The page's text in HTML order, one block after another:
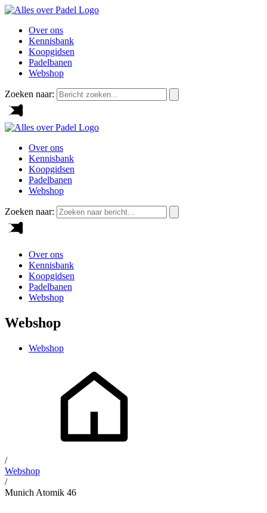
Over ons
Kennisbank
Koopgidsen
Padelbanen
Webshop
Zoeken naar:
Over ons
Kennisbank
Koopgidsen
Padelbanen
Webshop
Zoeken naar:
Over ons
Kennisbank
Koopgidsen
Padelbanen
Webshop
Webshop
Webshop
/
Webshop
/
Munich Atomik 46